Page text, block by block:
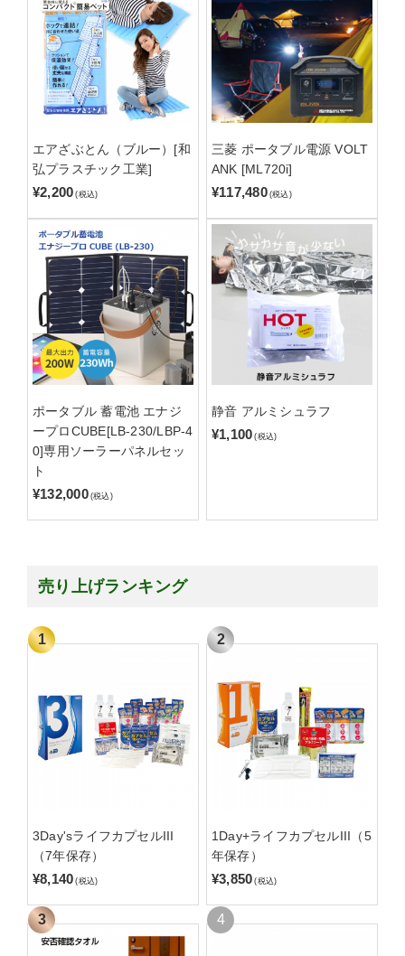
エアざぶとん（ブルー）[和
弘プラスチック工業]
¥2,200 (税込)
三菱 ポータブル電源 VOLT
ANK [ML720i]
¥117,480 (税込)
ポータブル 蓄電池 エナジ
ープロCUBE[LB-230/LBP-4
0]専用ソーラーパネルセッ
ト
¥132,000 (税込)
静音 アルミシュラフ
¥1,100 (税込)
売り上げランキング
3Day'sライフカプセルIII
（7年保存）
¥8,140 (税込)
1Day+ライフカプセルIII（5
年保存）
¥3,850 (税込)